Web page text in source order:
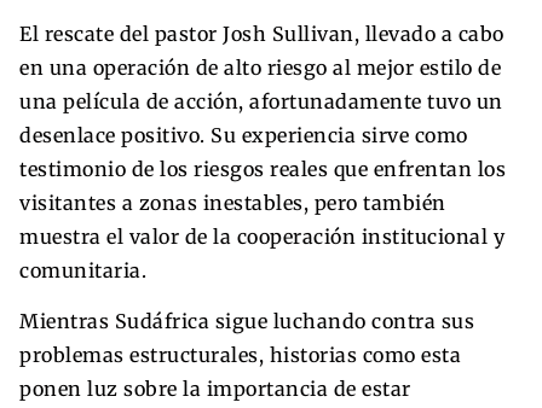
El rescate del pastor Josh Sullivan, llevado a cabo
en una operación de alto riesgo al mejor estilo de
una película de acción, afortunadamente tuvo un
desenlace positivo. Su experiencia sirve como
testimonio de los riesgos reales que enfrentan los
visitantes a zonas inestables, pero también
muestra el valor de la cooperación institucional y
comunitaria.
Mientras Sudáfrica sigue luchando contra sus
problemas estructurales, historias como esta
ponen luz sobre la importancia de estar